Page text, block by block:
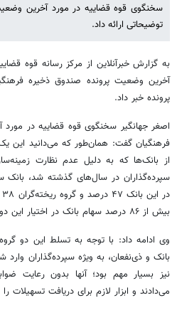
سخنگوی قوه قضاییه در مورد آخرین
توضیحاتی ارائه داد.
به گزارش خبرآنلاین از مرکز رسانه قوه
آخرین وضعیت پرونده صندوق ذخیره
پرونده خبر داد.
اصغر جهانگیر سخنگوی قوه قضاییه در
فرهنگیان گفت: همان‌طور که می‌دانید این
از بانک‌ها که به دلیل عدم نظارت
سپرده‌گذاران در سال‌های گذشته شد، بانک
بیش از ۸۶ درصد سهام بانک در اختیار این دو گروه بود.
وی ادامه داد: با توجه به تسلط این دو
بانک و ذی‌نفعان، به ویژه سپرده‌گذاران
نیز بسیار مهم بود؛ آنها بدون رعایت
می‌دادند و ابزار لازم برای دریافت تسهیلات